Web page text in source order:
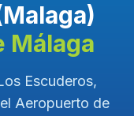
Málaga
Escuderos,
Aeropuerto de